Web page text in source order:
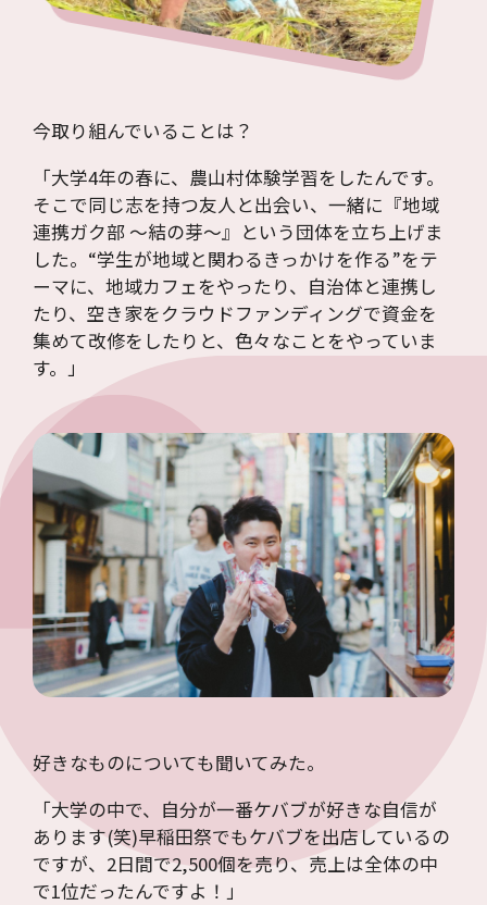
今取り組んでいることは？
「大学4年の春に、農山村体験学習をしたんです。
そこで同じ志を持つ友人と出会い、一緒に『地域
連携ガク部 ～結の芽～』という団体を立ち上げま
した。“学生が地域と関わるきっかけを作る”をテ
ーマに、地域カフェをやったり、自治体と連携し
たり、空き家をクラウドファンディングで資金を
集めて改修をしたりと、色々なことをやっていま
す。」
好きなものについても聞いてみた。
「大学の中で、自分が一番ケバブが好きな自信が
あります(笑)早稲田祭でもケバブを出店しているの
ですが、2日間で2,500個を売り、売上は全体の中
で1位だったんですよ！」